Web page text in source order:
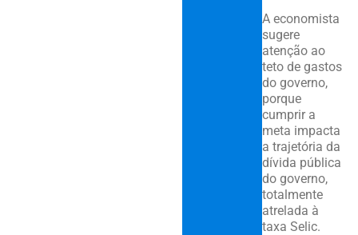
A economista
sugere
atenção ao
teto de gastos
do governo,
porque
cumprir a
meta impacta
a trajetória da
dívida pública
do governo,
totalmente
atrelada à
taxa Selic.